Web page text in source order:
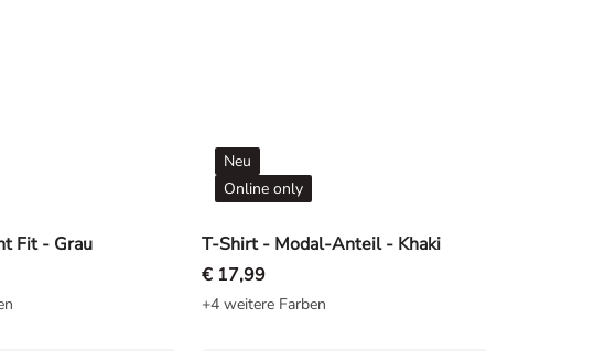
Fit - Grau T-Shirt - Modal-Anteil - Khaki
Neu
Online only
€ 17,99
+4 weitere Farben